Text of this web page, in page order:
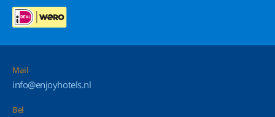
Mail
info@enjoyhotels.nl
Bel